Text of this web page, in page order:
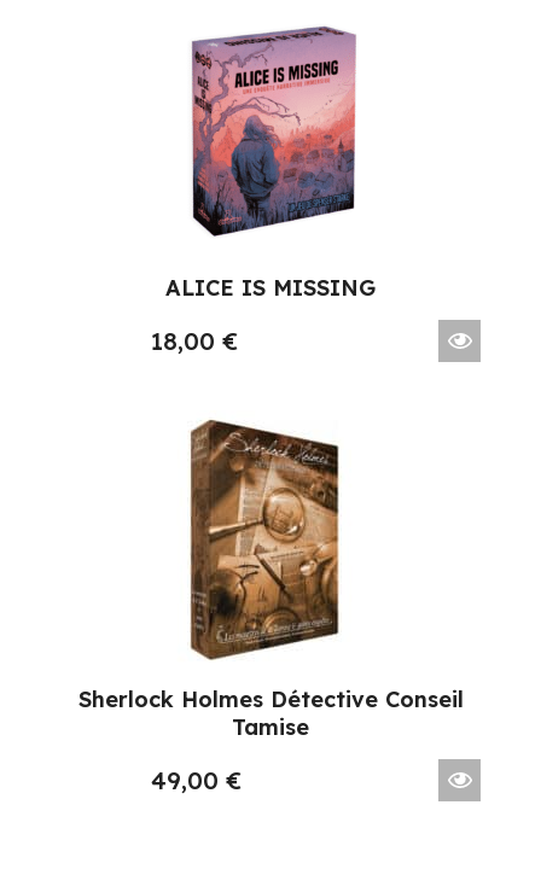
ALICE IS MISSING
18,00€
Sherlock Holmes Détective Conseil
Tamise
49,00€